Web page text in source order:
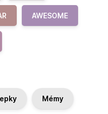
AWESOME
Mémy